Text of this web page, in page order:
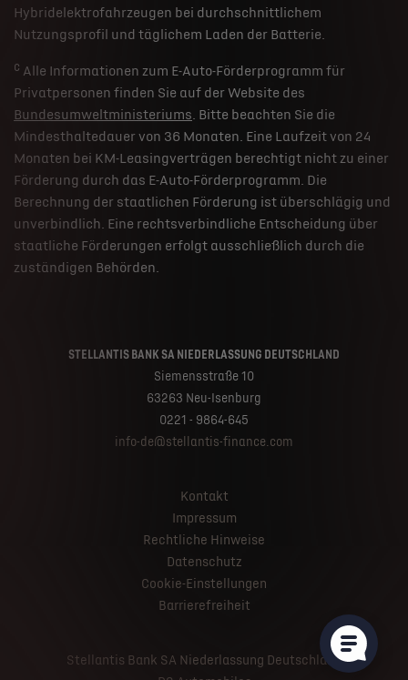
Hybridelektrofahrzeugen bei durchschnittlichem
Nutzungsprofil und täglichem Laden der Batterie.
c Alle Informationen zum E-Auto-Förderprogramm für
Privatpersonen finden Sie auf der Website des
Bundesumweltministeriums. Bitte beachten Sie die
Mindesthaltedauer von 36 Monaten. Eine Laufzeit von 24
Monaten bei KM-Leasingverträgen berechtigt nicht zu einer
Förderung durch das E-Auto-Förderprogramm. Die
Berechnung der staatlichen Förderung ist überschlägig und
unverbindlich. Eine rechtsverbindliche Entscheidung über
staatliche Förderungen erfolgt ausschließlich durch die
zuständigen Behörden.
STELLANTIS BANK SA NIEDERLASSUNG DEUTSCHLAND
Siemensstraße 10
63263 Neu-Isenburg
0221 - 9864-645
info-de@stellantis-finance.com
Kontakt
Impressum
Rechtliche Hinweise
Datenschutz
Cookie-Einstellungen
Barrierefreiheit
Stellantis Bank SA Niederlassung Deutschland